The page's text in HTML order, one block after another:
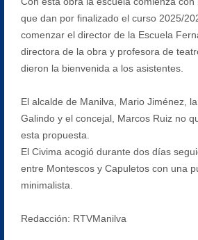
que dan por finalizado el curso 2025/
comenzar el director de la Escuela
directora de la obra y profesora de
dieron la bienvenida a los asistentes.
El alcalde de Manilva, Mario Jiménez,
Galindo y el concejal, Marcos Ruiz no
esta propuesta.
El Civima acogió durante dos días
entre Montescos y Capuletos con una
minimalista.
Redacción: RTVManilva